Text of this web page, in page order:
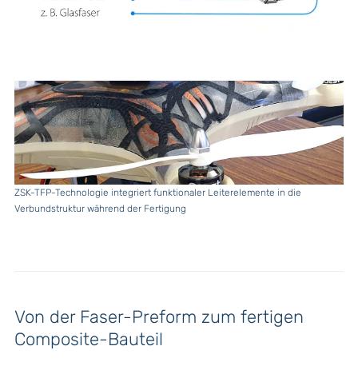
ZSK-TFP-Technologie integriert funktionaler Leiterelemente in die
Verbundstruktur während der Fertigung
Von der Faser-Preform zum fertigen
Composite-Bauteil